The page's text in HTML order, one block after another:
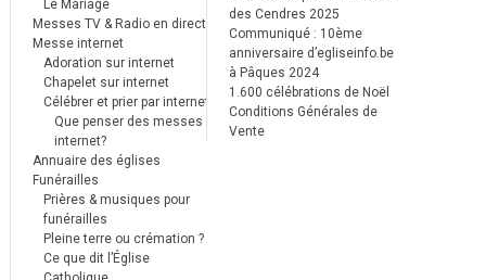
Le Mariage
Messes TV & Radio en direct
Messe internet
Adoration sur internet
Chapelet sur internet
Célébrer et prier par internet
Que penser des messes
internet?
Annuaire des églises
Funérailles
Prières & musiques pour
funérailles
Pleine terre ou crémation ?
Ce que dit l’Église
des Cendres 2025
Communiqué : 10ème
anniversaire d’egliseinfo.be
à Pâques 2024
1.600 célébrations de Noël
Conditions Générales de
Vente